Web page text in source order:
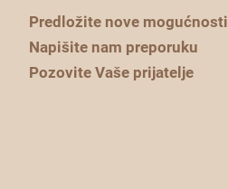
Predložite nove mogućnosti
Napišite nam preporuku
Pozovite Vaše prijatelje